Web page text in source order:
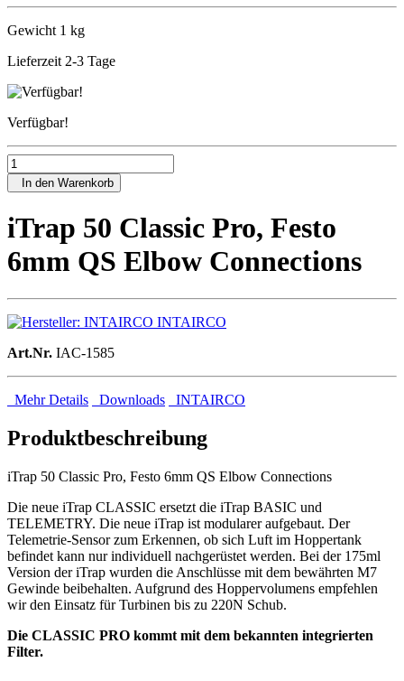
Gewicht 1 kg
Lieferzeit 2-3 Tage
Verfügbar!
In den Warenkorb
iTrap 50 Classic Pro, Festo
6mm QS Elbow Connections
INTAIRCO
Art.Nr. IAC-1585
Mehr Details Downloads INTAIRCO
Produktbeschreibung
iTrap 50 Classic Pro, Festo 6mm QS Elbow Connections
Die neue iTrap CLASSIC ersetzt die iTrap BASIC und
TELEMETRY. Die neue iTrap ist modularer aufgebaut. Der
Telemetrie-Sensor zum Erkennen, ob sich Luft im Hoppertank
befindet kann nur individuell nachgerüstet werden. Bei der 175ml
Version der iTrap wurden die Anschlüsse mit dem bewährten M7
Gewinde beibehalten. Aufgrund des Hoppervolumens empfehlen
wir den Einsatz für Turbinen bis zu 220N Schub.
Die CLASSIC PRO kommt mit dem bekannten integrierten
Filter.